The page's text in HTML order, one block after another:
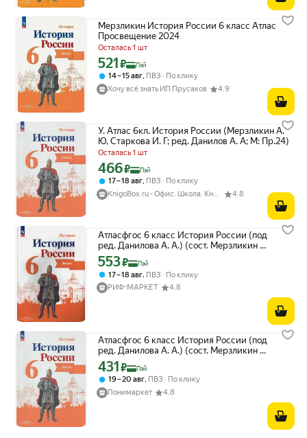
Мерзликин История России 6 класс Атлас
Просвещение 2024
Осталась 1 шт
Цена с картой Яндекс Пэй 521 ₽ вместо
521₽ Пэй
14 – 15 авг, ПВЗ
По клику
Хочу всё знать ИП Прусаков
4.9
У. Атлас 6кл. История России (Мерзликин А.
Ю, Старкова И. Г; ред. Данилов А. А; М: Пр.24)
Осталась 1 шт
Цена с картой Яндекс Пэй 466 ₽ вместо
466₽ Пэй
17 – 18 авг ПВЗ
По клику
4.8
Атласфгос 6 класс История России (под
ред. Данилова А. А.) (сост. Мерзликин А.
Ю, Старкова И. Г.), (Просвещение, 2023),
Обл, c.32
Цена с картой Яндекс Пэй 553 ₽ вместо
553₽ Пэй
17 – 18 авг, ПВЗ
По клику
РИФ-МАРКЕТ
4.8
Атласфгос 6 класс История России (под
ред. Данилова А. А.) (сост. Мерзликин А.
Ю, Старкова И. Г.)
Цена с картой Яндекс Пэй 431 ₽ вместо
431₽ Пэй
19 – 20 авг, ПВЗ
По клику
Понимаркет
4.8